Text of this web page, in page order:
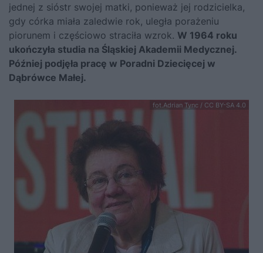
jednej z sióstr swojej matki, ponieważ jej rodzicielka,
gdy córka miała zaledwie rok, uległa porażeniu
piorunem i częściowo straciła wzrok. W 1964 roku
ukończyła studia na Śląskiej Akademii Medycznej.
Później podjęła pracę w Poradni Dziecięcej w
Dąbrówce Małej.
fot.Adrian Tync / CC BY-SA 4.0